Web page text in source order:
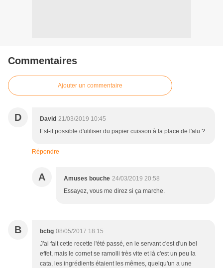
Commentaires
Ajouter un commentaire
D David 21/03/2019 10:45
Est-il possible d'utiliser du papier cuisson à la place de l'alu ?
Répondre
A Amuses bouche 24/03/2019 20:58
Essayez, vous me direz si ça marche.
B bcbg 08/05/2017 18:15
J'ai fait cette recette l'été passé, en le servant c'est d'un bel
effet, mais le cornet se ramolli très vite et là c'est un peu la
cata, les ingrédients étaient les mêmes, quelqu'un a une